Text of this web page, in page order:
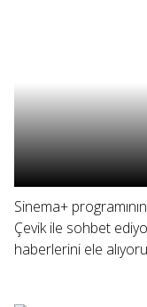
Sinema+
Çevik ile sohbet
haberlerini ele